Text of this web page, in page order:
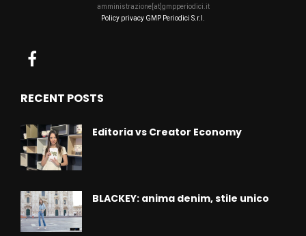
amministrazione[at]gmpperiodici.it
Policy privacy GMP Periodici S.r.l.
RECENT POSTS
Editoria vs Creator Economy
BLACKEY: anima denim, stile unico